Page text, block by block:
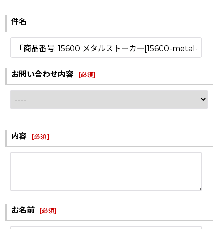
件名
お問い合わせ内容 [必須]
内容 [必須]
お名前 [必須]